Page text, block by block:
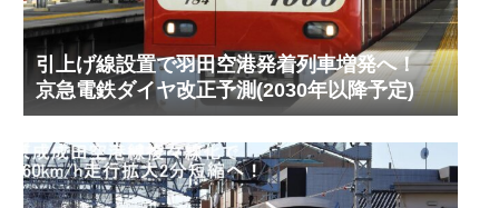
引上げ線設置で羽田空港発着列車増発へ！
京急電鉄ダイヤ改正予測(2030年以降予定)